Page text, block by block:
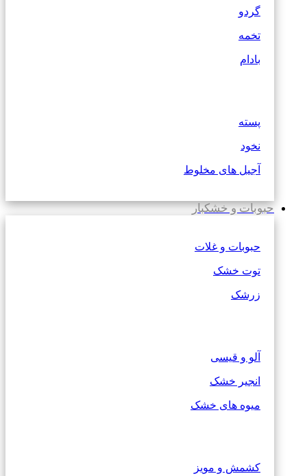
گردو
تخمه
بادام
پسته
نخود
آجیل های مخلوط
حبوبات و خشکبار
حبوبات و غلات
توت خشک
زرشک
آلو و قیسی
انجیر خشک
میوه های خشک
کشمش و مویز